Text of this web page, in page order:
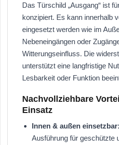
Das Türschild „Ausgang“ ist
konzipiert. Es kann innerhalb
eingesetzt werden wie im
Nebeneingängen oder
Witterungseinfluss. Die
unterstützt eine langfristige
Lesbarkeit oder Funktion
Nachvollziehbare
Einsatz
Innen & außen einsetzbar:
Ausführung für geschützte